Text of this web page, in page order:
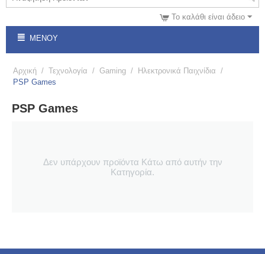
Το καλάθι είναι άδειο
ΜΕΝΟΎ
Αρχική / Τεχνολογία / Gaming / Ηλεκτρονικά Παιχνίδια /
PSP Games
PSP Games
Δεν υπάρχουν προϊόντα Κάτω από αυτήν την
Κατηγορία.